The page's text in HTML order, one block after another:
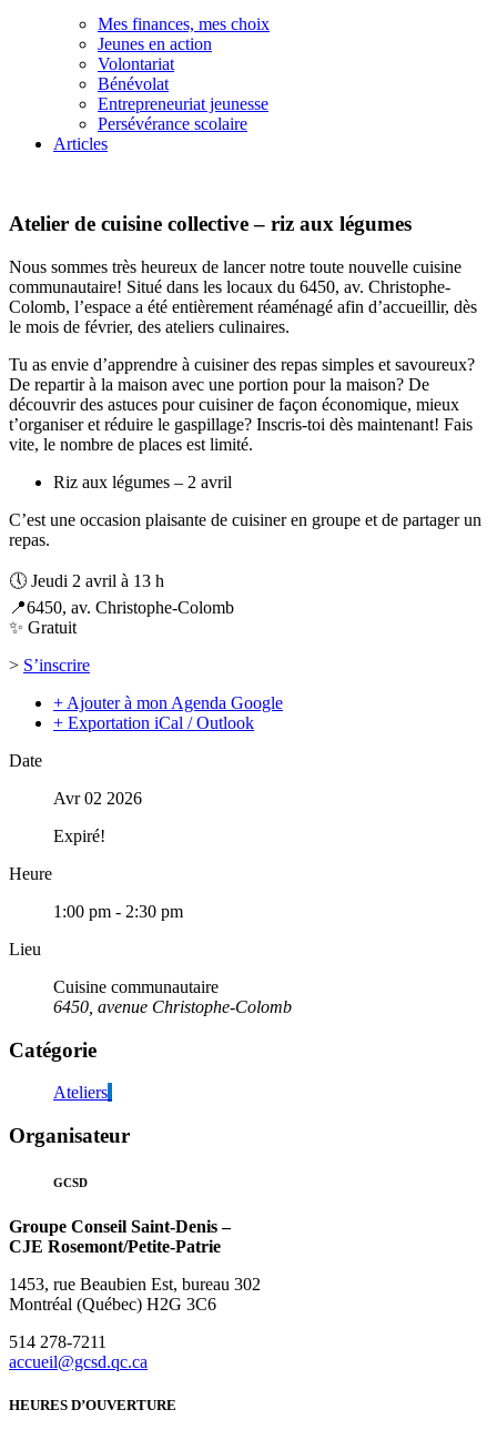
Mes finances, mes choix
Jeunes en action
Volontariat
Bénévolat
Entrepreneuriat jeunesse
Persévérance scolaire
Articles
Atelier de cuisine collective – riz aux légumes
Nous sommes très heureux de lancer notre toute nouvelle cuisine
communautaire! Situé dans les locaux du 6450, av. Christophe-
Colomb, l’espace a été entièrement réaménagé afin d’accueillir, dès
le mois de février, des ateliers culinaires.
Tu as envie d’apprendre à cuisiner des repas simples et savoureux?
De repartir à la maison avec une portion pour la maison? De
découvrir des astuces pour cuisiner de façon économique, mieux
t’organiser et réduire le gaspillage? Inscris-toi dès maintenant! Fais
vite, le nombre de places est limité.
Riz aux légumes – 2 avril
C’est une occasion plaisante de cuisiner en groupe et de partager un
repas.
🕔 Jeudi 2 avril à 13 h
📍6450, av. Christophe-Colomb
✨ Gratuit
> S’inscrire
+ Ajouter à mon Agenda Google
+ Exportation iCal / Outlook
Date
Avr 02 2026
Expiré!
Heure
1:00 pm - 2:30 pm
Lieu
Cuisine communautaire
6450, avenue Christophe-Colomb
Catégorie
Ateliers
Organisateur
GCSD
Groupe Conseil Saint-Denis –
CJE Rosemont/Petite-Patrie
1453, rue Beaubien Est, bureau 302
Montréal (Québec) H2G 3C6
514 278-7211
accueil@gcsd.qc.ca
HEURES D’OUVERTURE